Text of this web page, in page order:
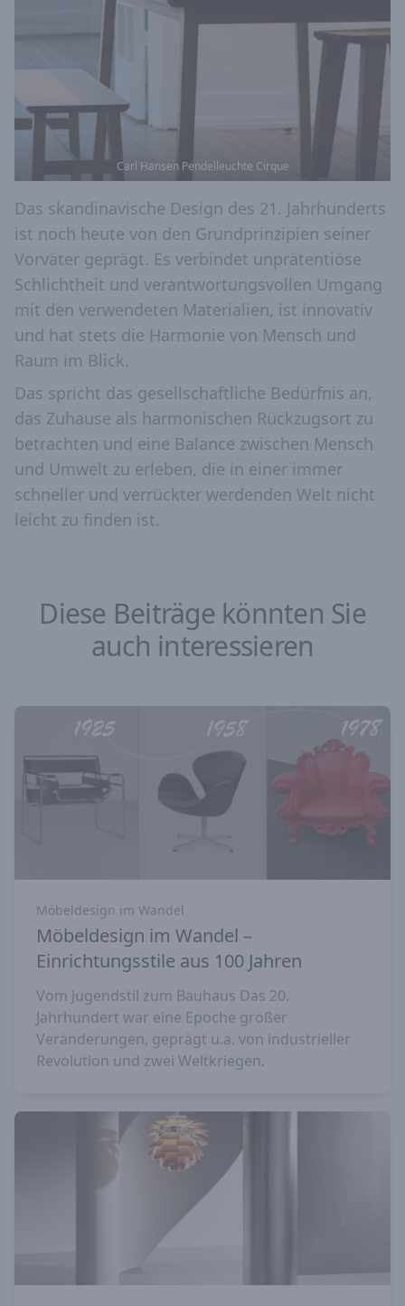
Carl Hansen Pendelleuchte Cirque
Das skandinavische Design des 21. Jahrhunderts
ist noch heute von den Grundprinzipien seiner
Vorväter geprägt. Es verbindet unprätentiöse
Schlichtheit und verantwortungsvollen Umgang
mit den verwendeten Materialien, ist innovativ
und hat stets die Harmonie von Mensch und
Raum im Blick.
Das spricht das gesellschaftliche Bedürfnis an,
das Zuhause als harmonischen Rückzugsort zu
betrachten und eine Balance zwischen Mensch
und Umwelt zu erleben, die in einer immer
schneller und verrückter werdenden Welt nicht
leicht zu finden ist.
Diese Beiträge könnten Sie
auch interessieren
Möbeldesign im Wandel
Möbeldesign im Wandel –
Einrichtungsstile aus 100 Jahren
Vom Jugendstil zum Bauhaus Das 20.
Jahrhundert war eine Epoche großer
Veränderungen, geprägt u.a. von industrieller
Revolution und zwei Weltkriegen.